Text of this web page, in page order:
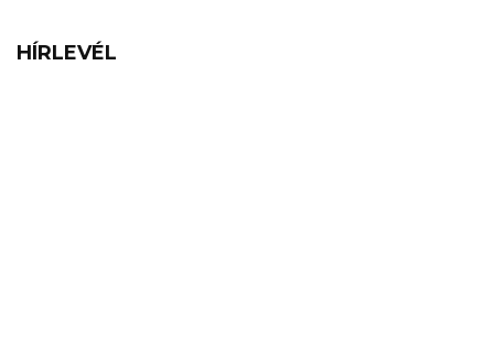
HÍRLEVÉL